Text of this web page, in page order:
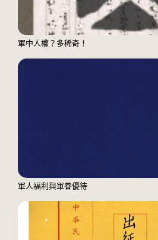
軍中人權？多稀奇！
軍人福利與軍眷優待